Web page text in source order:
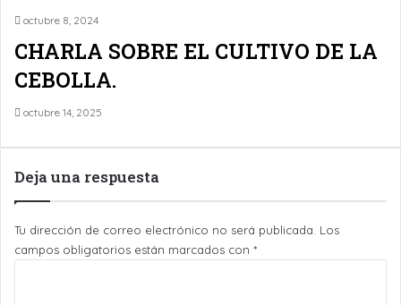
octubre 8, 2024
CHARLA SOBRE EL CULTIVO DE LA
CEBOLLA.
octubre 14, 2025
Deja una respuesta
Tu dirección de correo electrónico no será publicada. Los
campos obligatorios están marcados con *